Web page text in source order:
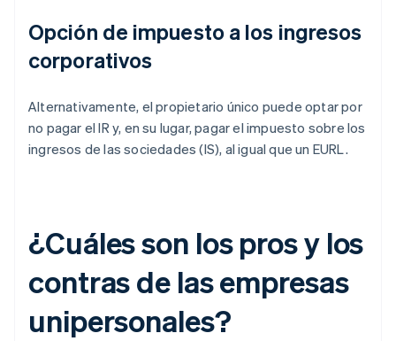
Opción de impuesto a los ingresos
corporativos
Alternativamente, el propietario único puede optar por
no pagar el IR y, en su lugar, pagar el impuesto sobre los
ingresos de las sociedades (IS), al igual que un EURL.
¿Cuáles son los pros y los
contras de las empresas
unipersonales?